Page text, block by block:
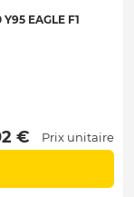
EAGLE F1
€ Prix unitaire